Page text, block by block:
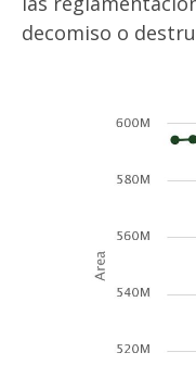
decomiso o